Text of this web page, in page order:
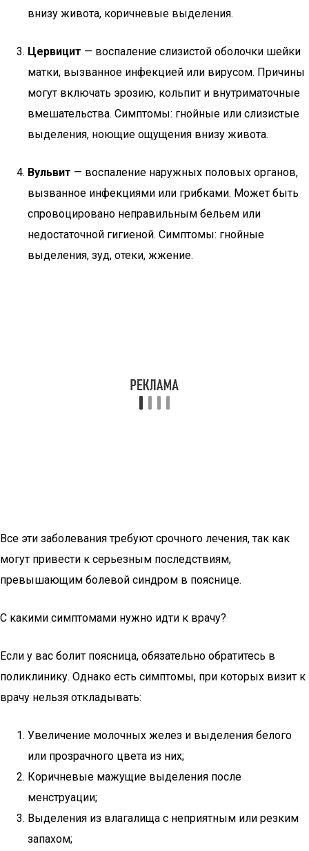
внизу живота, коричневые выделения.
Цервицит — воспаление слизистой оболочки шейки
матки, вызванное инфекцией или вирусом. Причины
могут включать эрозию, кольпит и внутриматочные
вмешательства. Симптомы: гнойные или слизистые
выделения, ноющие ощущения внизу живота.
Вульвит — воспаление наружных половых органов,
вызванное инфекциями или грибками. Может быть
спровоцировано неправильным бельем или
недостаточной гигиеной. Симптомы: гнойные
выделения, зуд, отеки, жжение.
Все эти заболевания требуют срочного лечения, так как
могут привести к серьезным последствиям,
превышающим болевой синдром в пояснице.
С какими симптомами нужно идти к врачу?
Если у вас болит поясница, обязательно обратитесь в
поликлинику. Однако есть симптомы, при которых визит к
врачу нельзя откладывать:
Увеличение молочных желез и выделения белого
или прозрачного цвета из них;
Коричневые мажущие выделения после
менструации;
Выделения из влагалища с неприятным или резким
запахом;